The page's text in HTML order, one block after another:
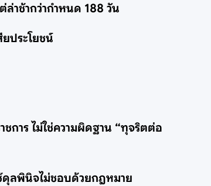
าช้ากว่ากำหนด 188 วัน
ประโยชน์
การ ไม่ใช่ความผิดฐาน “ทุจริตต่อ
ดุลพินิจไม่ชอบด้วยกฎหมาย